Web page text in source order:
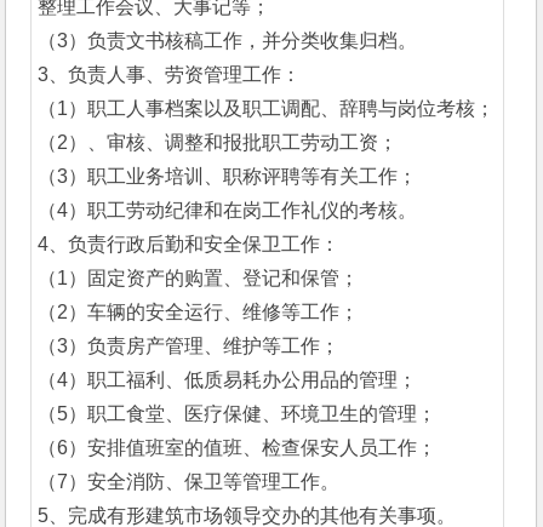
整理工作会议、大事记等；
（3）负责文书核稿工作，并分类收集归档。
3、负责人事、劳资管理工作：
（1）职工人事档案以及职工调配、辞聘与岗位考核；
（2）、审核、调整和报批职工劳动工资；
（3）职工业务培训、职称评聘等有关工作；
（4）职工劳动纪律和在岗工作礼仪的考核。
4、负责行政后勤和安全保卫工作：
（1）固定资产的购置、登记和保管；
（2）车辆的安全运行、维修等工作；
（3）负责房产管理、维护等工作；
（4）职工福利、低质易耗办公用品的管理；
（5）职工食堂、医疗保健、环境卫生的管理；
（6）安排值班室的值班、检查保安人员工作；
（7）安全消防、保卫等管理工作。
5、完成有形建筑市场领导交办的其他有关事项。